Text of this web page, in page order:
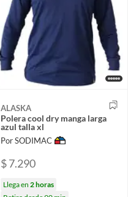
ALASKA
Polera cool dry manga larga
azul talla xl
Por SODIMAC
$ 7.290
Llega en 2 horas